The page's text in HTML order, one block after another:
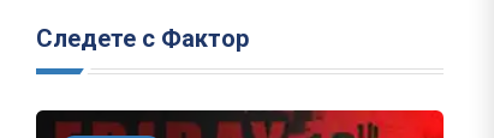
Следете с Фактор